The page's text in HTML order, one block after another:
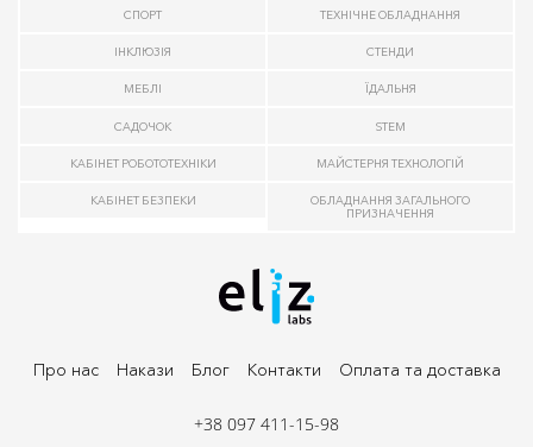
СПОРТ ТЕХНІЧНЕ ОБЛАДНАННЯ
ІНКЛЮЗІЯ СТЕНДИ
МЕБЛІ ЇДАЛЬНЯ
САДОЧОК STEM
КАБІНЕТ РОБОТОТЕХНІКИ МАЙСТЕРНЯ ТЕХНОЛОГІЙ
КАБІНЕТ БЕЗПЕКИ
ОБЛАДНАННЯ ЗАГАЛЬНОГО
ПРИЗНАЧЕННЯ
Про нас Накази Блог Контакти Оплата та доставка
+38 097 411-15-98